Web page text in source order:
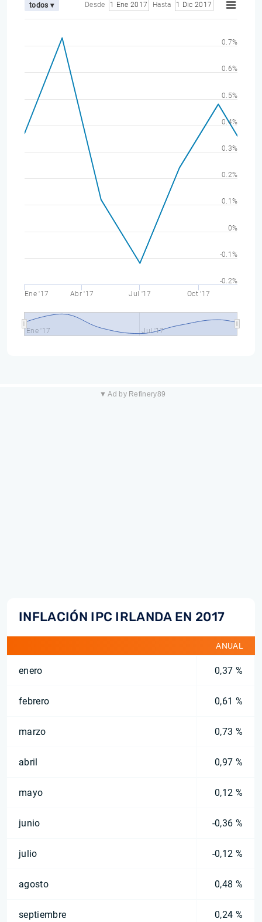
todos ▾ Desde 1 Ene 2017 Hasta 1 Dic 2017
Ene '17 Abr '17 Jul '17 Oct '17
Ene '17 Jul '17
-0.2%
-0.1%
0%
0.1%
0.2%
0.3%
0.4%
0.5%
0.6%
0.7%
▼ Ad by Refinery89
INFLACIÓN IPC IRLANDA EN 2017
ANUAL
enero 0,37 %
febrero 0,61 %
marzo 0,73 %
abril 0,97 %
mayo 0,12 %
junio -0,36 %
julio -0,12 %
agosto 0,48 %
septiembre 0,24 %